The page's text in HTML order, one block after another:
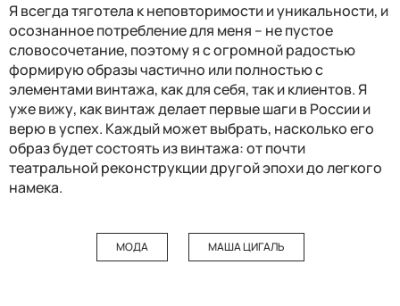
Я всегда тяготела к неповторимости и уникальности, и
осознанное потребление для меня – не пустое
словосочетание, поэтому я с огромной радостью
формирую образы частично или полностью с
элементами винтажа, как для себя, так и клиентов. Я
уже вижу, как винтаж делает первые шаги в России и
верю в успех. Каждый может выбрать, насколько его
образ будет состоять из винтажа: от почти
театральной реконструкции другой эпохи до легкого
намека.
МОДА МАША ЦИГАЛЬ